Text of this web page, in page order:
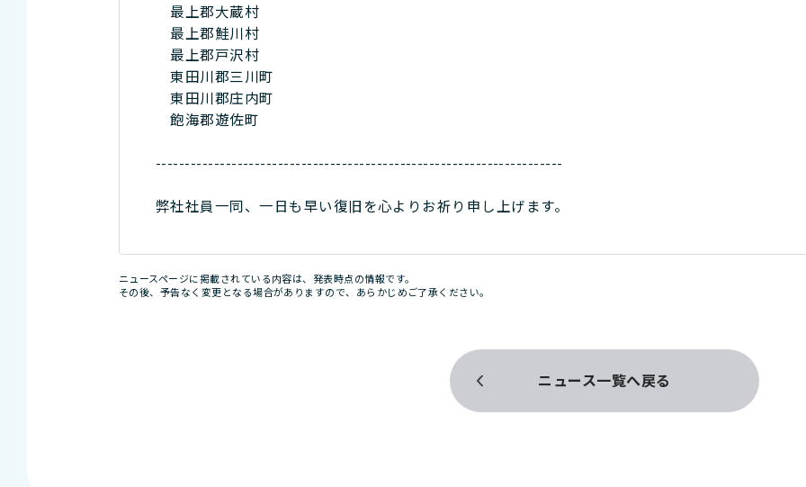
最上郡大蔵村
最上郡鮭川村
最上郡戸沢村
東田川郡三川町
東田川郡庄内町
飽海郡遊佐町
----------------------------------------------------------------------
弊社社員一同、一日も早い復旧を心よりお祈り申し上げます。
ニュースページに掲載されている内容は、発表時点の情報です。
その後、予告なく変更となる場合がありますので、あらかじめご了承ください。
ニュース一覧へ戻る